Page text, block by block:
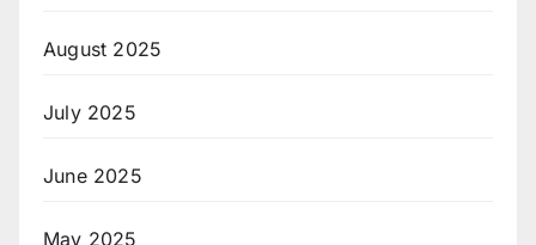
August 2025
July 2025
June 2025
May 2025